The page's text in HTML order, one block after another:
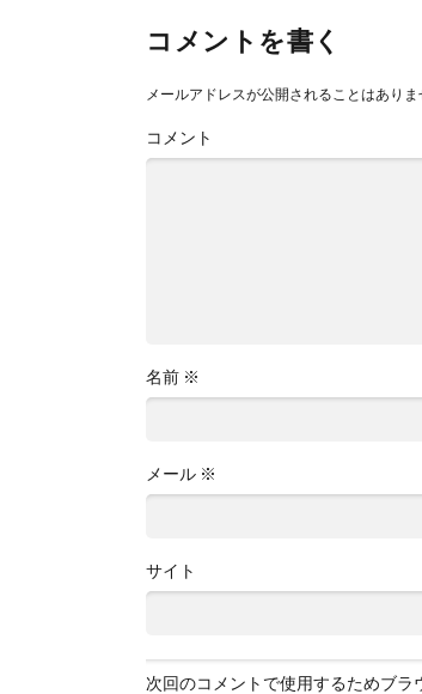
コメントを書く
メールアドレスが公開されることはありま
コメント
名前 ※
メール ※
サイト
次回のコメントで使用するためブラ